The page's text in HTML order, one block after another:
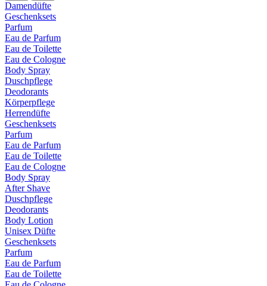
Damendüfte
Geschenksets
Parfum
Eau de Parfum
Eau de Toilette
Eau de Cologne
Body Spray
Duschpflege
Deodorants
Körperpflege
Herrendüfte
Geschenksets
Parfum
Eau de Parfum
Eau de Toilette
Eau de Cologne
Body Spray
After Shave
Duschpflege
Deodorants
Body Lotion
Unisex Düfte
Geschenksets
Parfum
Eau de Parfum
Eau de Toilette